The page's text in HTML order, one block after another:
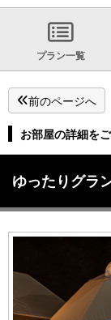
プラン一覧
前のページへ
お部屋の詳細を
ゆったりグラ